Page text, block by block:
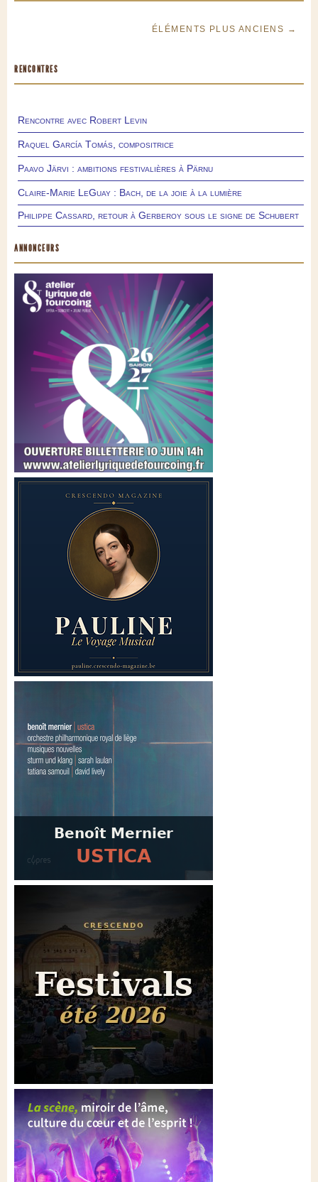
ÉLÉMENTS PLUS ANCIENS →
RENCONTRES
Rencontre avec Robert Levin
Raquel García Tomás, compositrice
Paavo Järvi : ambitions festivalières à Pärnu
Claire-Marie LeGuay : Bach, de la joie à la lumière
Philippe Cassard, retour à Gerberoy sous le signe de Schubert
ANNONCEURS